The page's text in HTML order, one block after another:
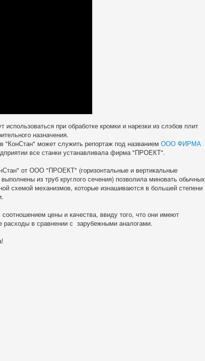
при обработке кромки и нарезки из слэбов плит
назначения.
"КонСтан" может служить репортаж под названиемООО ФИРМА
все станки устанавливала фирма "ПРОЕКТ".
от ООО "ПРОЕКТ" (горизонтальные и вертикальные
из труб круглого сечения) позволила миновать обычных
схемой механизмов, которые изнашиваются в большей степени
цены и качества, ввиду того, что они имеют
расходы в сравнении с зарубежными аналогами.